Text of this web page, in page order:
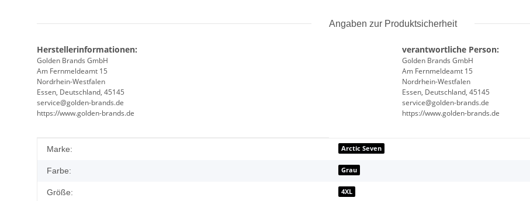
Angaben zur Produktsicherheit
Herstellerinformationen:
Golden Brands GmbH
Am Fernmeldeamt 15
Nordrhein-Westfalen
Essen, Deutschland, 45145
service@golden-brands.de
https://www.golden-brands.de
verantwortliche Person:
Golden Brands GmbH
Am Fernmeldeamt 15
Nordrhein-Westfalen
Essen, Deutschland, 45145
service@golden-brands.de
https://www.golden-brands.de
Produkteigenschaft
Wert
Marke: Arctic Seven
Farbe: Grau
Größe: 4XL